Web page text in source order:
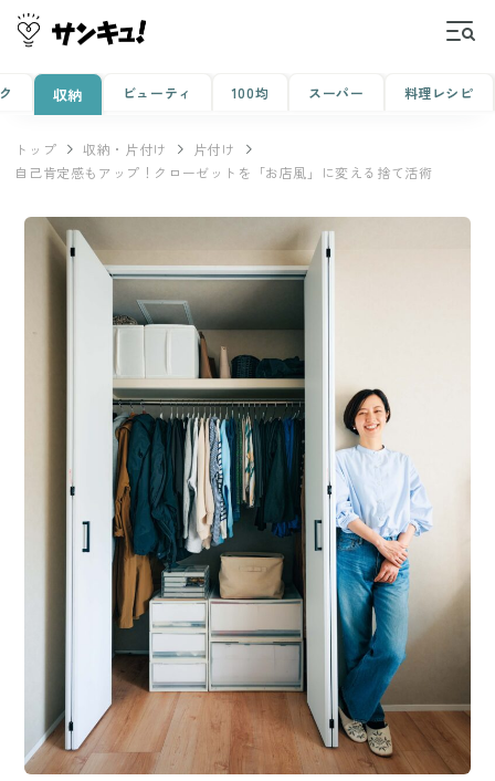
収納 ビューティ 100均 スーパー 料理レシピ
トップ 収納・片付け
片付け
自己肯定感もアップ！クローゼットを「お店風」に変える捨て活術